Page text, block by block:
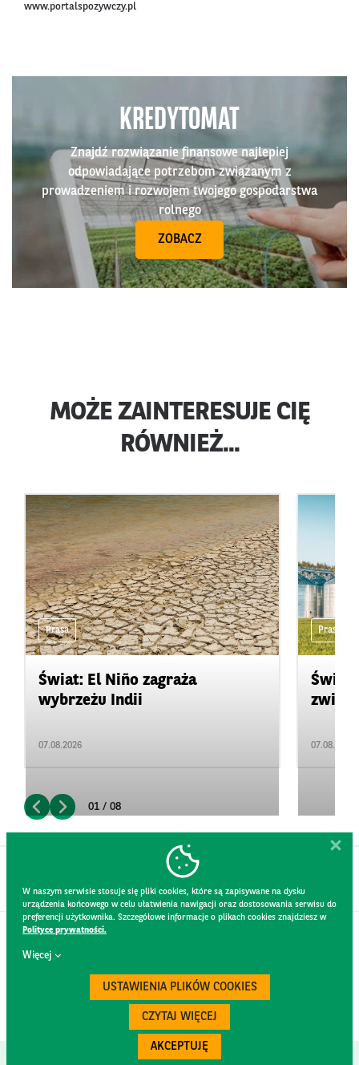
www.portalspozywczy.pl
KREDYTOMAT
Znajdź rozwiązanie finansowe najlepiej
odpowiadające potrzebom związanym z
prowadzeniem i rozwojem twojego gospodarstwa
rolnego
ZOBACZ
MOŻE ZAINTERESUJE CIĘ
RÓWNIEŻ...
Prasa
Świat: El Niño zagraża
wybrzeżu Indii
07.08.2026
Prasa
07.08.2026
01 / 08
W naszym serwisie stosuje się pliki cookies, które są zapisywane na dysku
urządzenia końcowego w celu ułatwienia nawigacji oraz dostosowania serwisu do
preferencji użytkownika. Szczegółowe informacje o plikach cookies znajdziesz w
Polityce prywatności.
Więcej
USTAWIENIA PLIKÓW COOKIES
CZYTAJ WIĘCEJ
AKCEPTUJĘ
KONTAKT
REGULAMIN STRONY
POLITYKA PRYWATNOŚCI